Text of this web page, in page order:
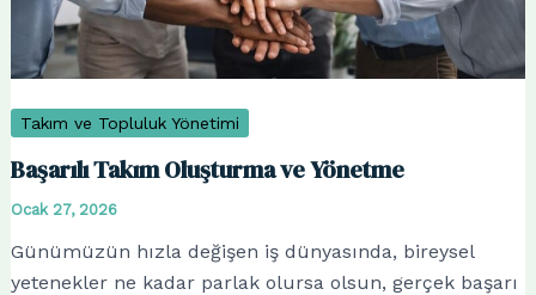
Takım ve Topluluk Yönetimi
Başarılı Takım Oluşturma ve Yönetme
Ocak 27, 2026
Günümüzün hızla değişen iş dünyasında, bireysel
yetenekler ne kadar parlak olursa olsun, gerçek başarı